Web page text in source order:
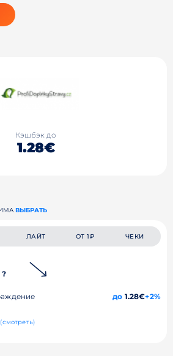
Кэшбэк до
1.28€
ВЫБРАТЬ
ЛАЙТ ОТ 1₽ ЧЕКИ
до 1.28€+2%
(смотреть)